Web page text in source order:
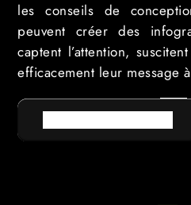
les conseils de
peuvent créer des
captent l’attention,
efficacement leur message